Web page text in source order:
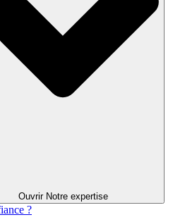
Ouvrir Notre expertise
?